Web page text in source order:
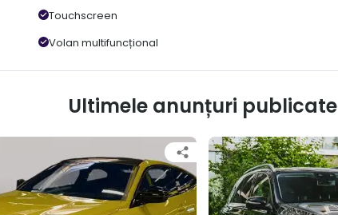
Touchscreen
Volan multifuncțional
Ultimele anunțuri publicate